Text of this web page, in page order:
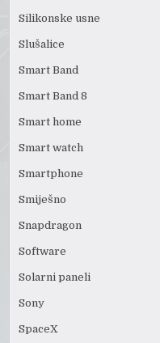
Silikonske usne
Slušalice
Smart Band
Smart Band 8
Smart home
Smart watch
Smartphone
Smiješno
Snapdragon
Software
Solarni paneli
Sony
SpaceX